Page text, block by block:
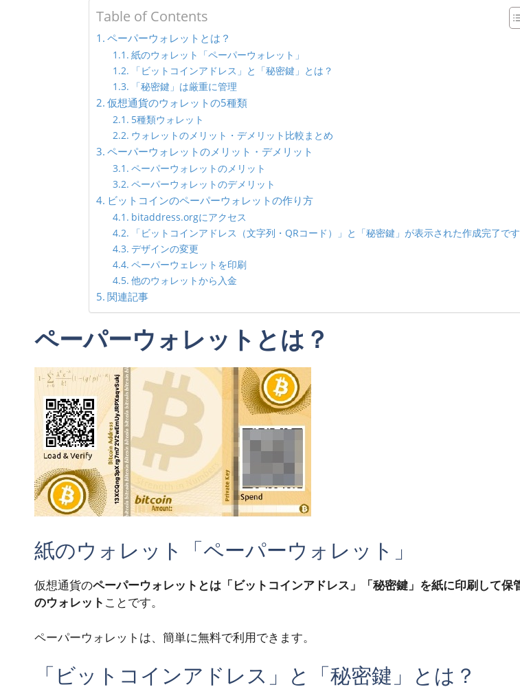
Table of Contents
ペーパーウォレットとは？
紙のウォレット「ペーパーウォレット」
「ビットコインアドレス」と「秘密鍵」とは？
「秘密鍵」は厳重に管理
仮想通貨のウォレットの5種類
5種類ウォレット
ウォレットのメリット・デメリット比較まとめ
ペーパーウォレットのメリット・デメリット
ペーパーウォレットのメリット
ペーパーウォレットのデメリット
ビットコインのペーパーウォレットの作り方
bitaddress.orgにアクセス
「ビットコインアドレス（文字列・QRコード）」と「秘密鍵」が表示された作成完了です
デザインの変更
ペーパーウェレットを印刷
他のウォレットから入金
関連記事
ペーパーウォレットとは？
紙のウォレット「ペーパーウォレット」
仮想通貨のペーパーウォレットとは「ビットコインアドレス」「秘密鍵」を紙に印刷して保
のウォレット ことです。
ペーパーウォレットは、簡単に無料で利用できます。
「ビットコインアドレス」と「秘密鍵」とは？